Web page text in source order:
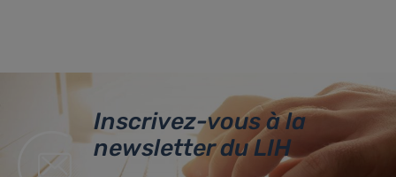
Inscrivez-vous à la
newsletter du LIH